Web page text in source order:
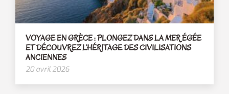
VOYAGE EN GRÈCE : PLONGEZ DANS LA MER ÉGÉE
ET DÉCOUVREZ L’HÉRITAGE DES CIVILISATIONS
ANCIENNES
20 avril 2026